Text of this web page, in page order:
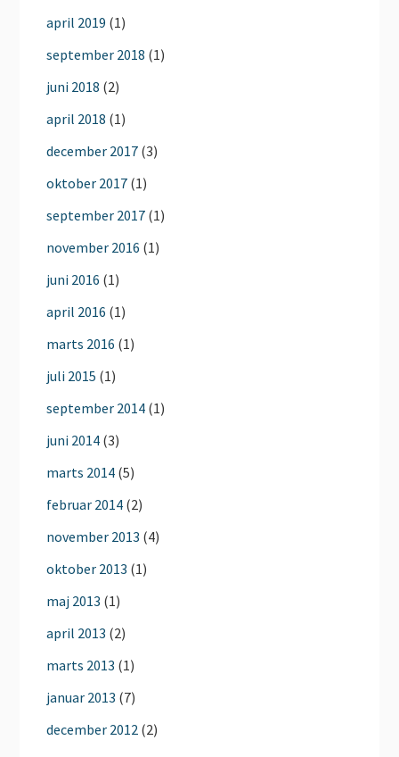
april 2019 (1)
september 2018 (1)
juni 2018 (2)
april 2018 (1)
december 2017 (3)
oktober 2017 (1)
september 2017 (1)
november 2016 (1)
juni 2016 (1)
april 2016 (1)
marts 2016 (1)
juli 2015 (1)
september 2014 (1)
juni 2014 (3)
marts 2014 (5)
februar 2014 (2)
november 2013 (4)
oktober 2013 (1)
maj 2013 (1)
april 2013 (2)
marts 2013 (1)
januar 2013 (7)
december 2012 (2)